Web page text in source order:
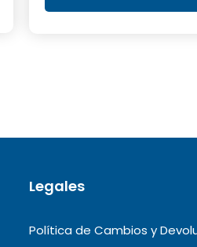
Legales
Política de Cambios y